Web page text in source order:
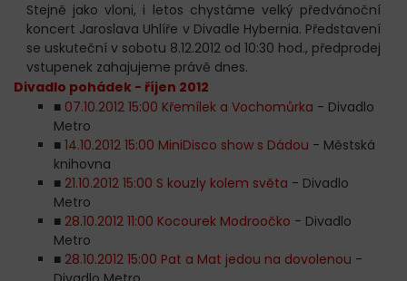
Stejně jako vloni, i letos chystáme velký předvánoční
koncert Jaroslava Uhlíře v Divadle Hybernia. Představení
se uskuteční v sobotu 8.12.2012 od 10:30 hod., předprodej
vstupenek zahajujeme právě dnes.
Divadlo pohádek - říjen 2012
■ 07.10.2012 15:00 Křemílek a Vochomůrka - Divadlo
Metro
■ 14.10.2012 15:00 MiniDisco show s Dádou - Městská
knihovna
■ 21.10.2012 15:00 S kouzly kolem světa - Divadlo
Metro
■ 28.10.2012 11:00 Kocourek Modroočko - Divadlo
Metro
■ 28.10.2012 15:00 Pat a Mat jedou na dovolenou -